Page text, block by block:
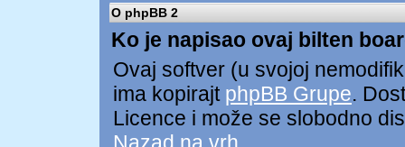
O phpBB 2
Ko je napisao ovaj bilten
Ovaj softver (u svojoj
ima kopirajt phpBB Grupe.
Licence i može se slobodno